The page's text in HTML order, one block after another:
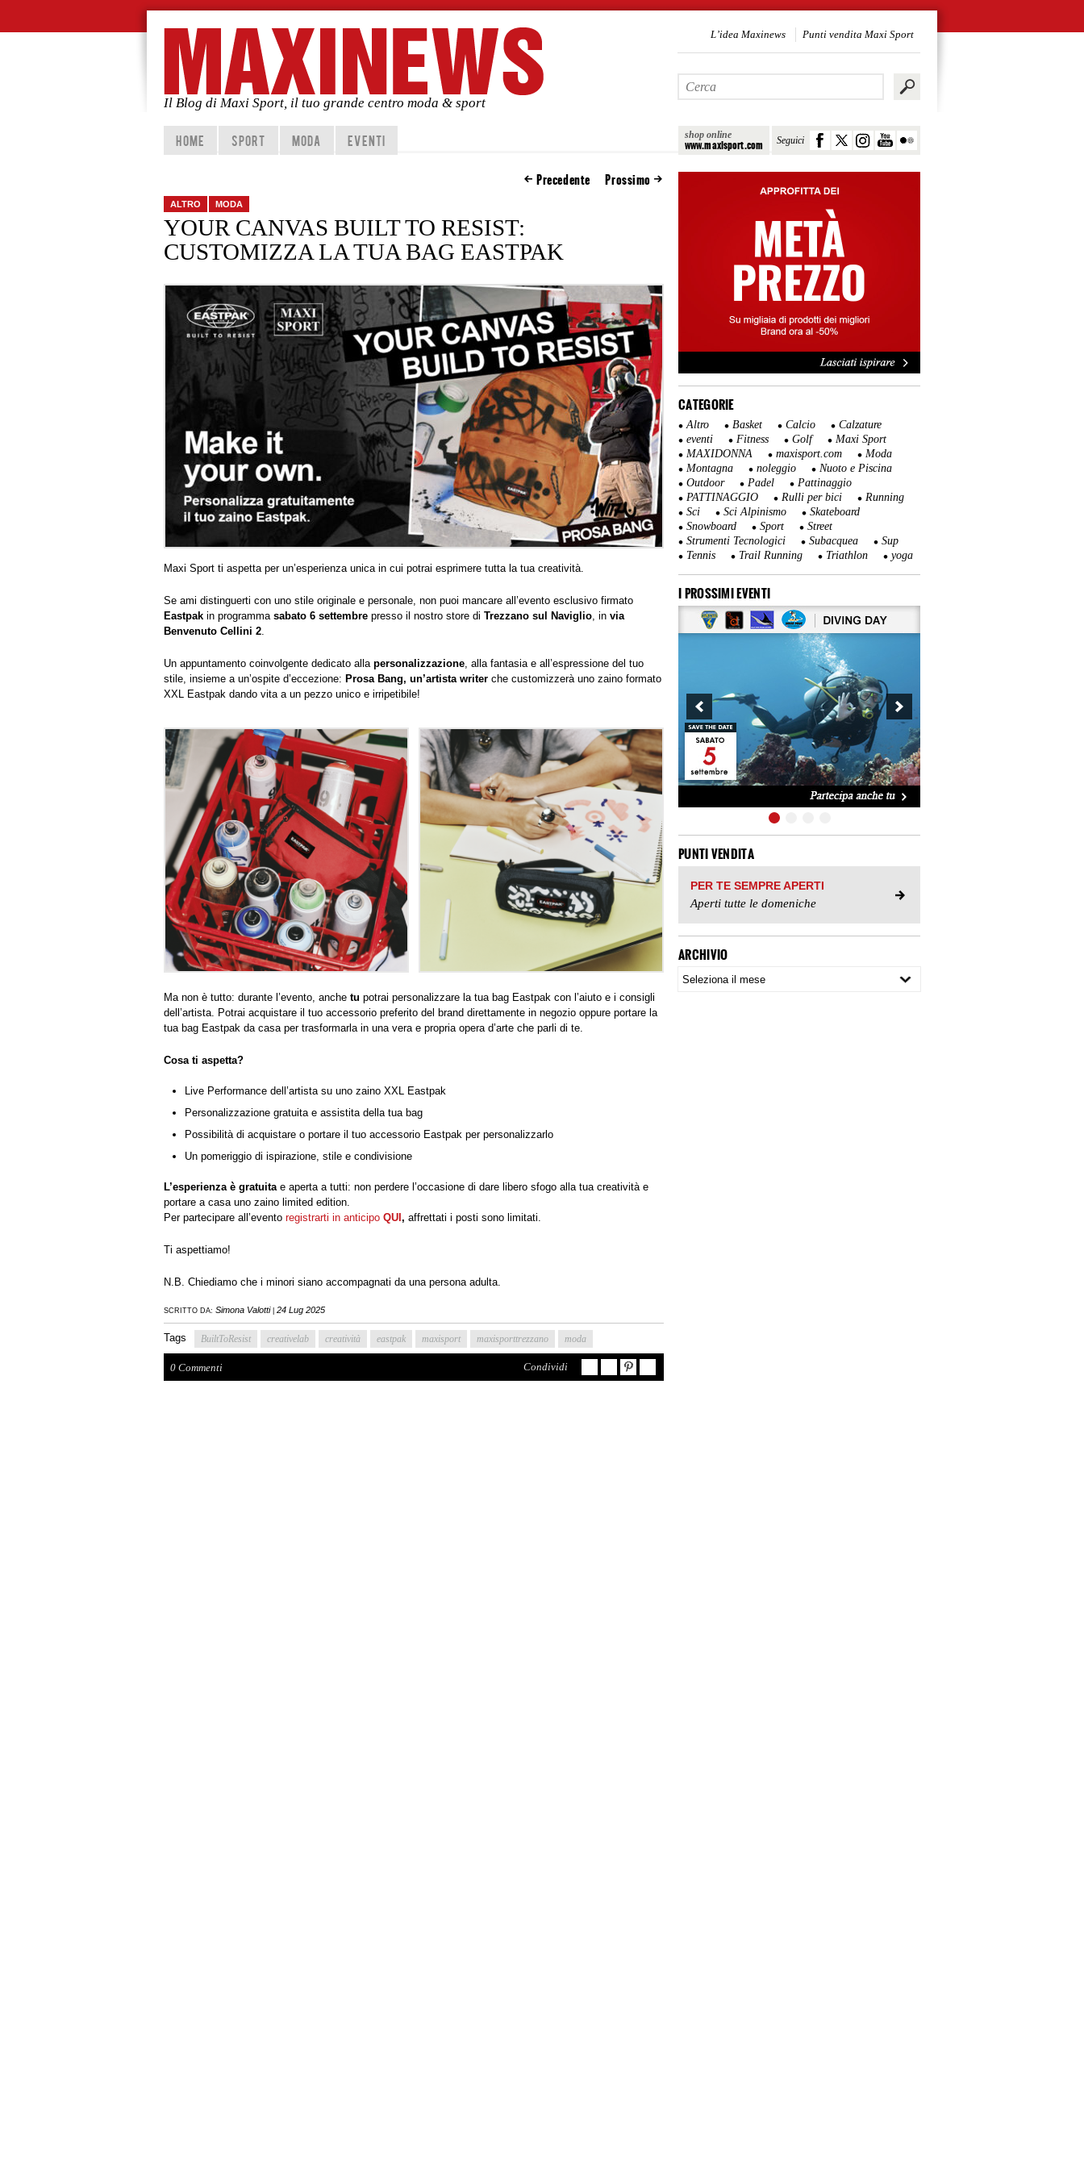
Il Blog di Maxi Sport, il tuo grande centro moda & sport
shop online
www.maxisport.com Seguici
L’idea Maxinews Punti vendita Maxi Sport
Vai al contenuto principale
Vai al contenuto secondario
HOME SPORT MODA EVENTI
Precedente Prossimo
ALTRO MODA
YOUR CANVAS BUILT TO RESIST:
CUSTOMIZZA LA TUA BAG EASTPAK
Maxi Sport ti aspetta per un’esperienza unica in cui potrai esprimere tutta la tua creatività.
Se ami distinguerti con uno stile originale e personale, non puoi mancare all’evento esclusivo firmato
Eastpak in programma sabato 6 settembre presso il nostro store di Trezzano sul Naviglio, in via
Benvenuto Cellini 2.
Un appuntamento coinvolgente dedicato alla personalizzazione, alla fantasia e all’espressione del tuo
stile, insieme a un’ospite d’eccezione: Prosa Bang, un’artista writer che customizzerà uno zaino formato
XXL Eastpak dando vita a un pezzo unico e irripetibile!
Ma non è tutto: durante l’evento, anche tu potrai personalizzare la tua bag Eastpak con l’aiuto e i consigli
dell’artista. Potrai acquistare il tuo accessorio preferito del brand direttamente in negozio oppure portare la
tua bag Eastpak da casa per trasformarla in una vera e propria opera d’arte che parli di te.
Cosa ti aspetta?
Live Performance dell’artista su uno zaino XXL Eastpak
Personalizzazione gratuita e assistita della tua bag
Possibilità di acquistare o portare il tuo accessorio Eastpak per personalizzarlo
Un pomeriggio di ispirazione, stile e condivisione
L’esperienza è gratuitae aperta a tutti: non perdere l’occasione di dare libero sfogo alla tua creatività e
portare a casa uno zaino limited edition.
Per partecipare all’evento registrarti in anticipo QUI , affrettati i posti sono limitati.
Ti aspettiamo!
N.B. Chiediamo che i minori siano accompagnati da una persona adulta.
SCRITTO DA: Simona Valotti 24 Lug 2025
Tags BuiltToResist creativelab creatività eastpak maxisport maxisporttrezzano moda
0 Commenti Condividi
CATEGORIE
Altro Basket Calcio
Calzature
eventi
Fitness Golf
Maxi Sport
MAXIDONNA
maxisport.com
Moda
Montagna
noleggio
Nuoto e Piscina
Outdoor
Padel
Pattinaggio
PATTINAGGIO
Rulli per bici
Running
Sci
Sci Alpinismo
Skateboard
Snowboard
Sport
Street
Strumenti Tecnologici
Subacquea
Sup
Tennis
Trail Running Triathlon yoga
I PROSSIMI EVENTI
PUNTI VENDITA
PER TE SEMPRE APERTI
Aperti tutte le domeniche
ARCHIVIO